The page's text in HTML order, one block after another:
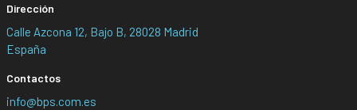
Dirección
Calle Azcona 12, Bajo B, 28028 Madrid
España
Contactos
info@bps.com.es